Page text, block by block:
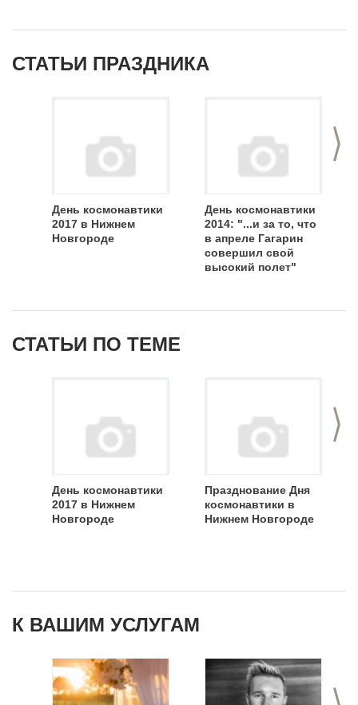
СТАТЬИ ПРАЗДНИКА
>
День космонавтики
2017 в Нижнем
Новгороде
День космонавтики
2014: "...и за то, что
в апреле Гагарин
совершил свой
высокий полет"
СТАТЬИ ПО ТЕМЕ
>
День космонавтики
2017 в Нижнем
Новгороде
Празднование Дня
космонавтики в
Нижнем Новгороде
К ВАШИМ УСЛУГАМ
>